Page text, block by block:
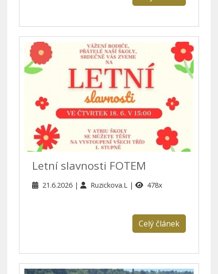
Letní slavnosti FOTEM
21.6.2026 Ruzickova.L 478x
Celý článek